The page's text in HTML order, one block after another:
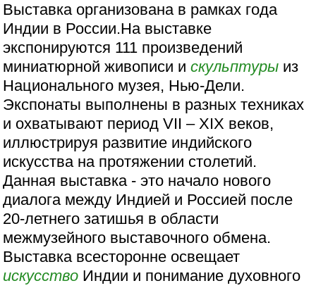
Выставка организована в рамках года
Индии в России.На выставке
экспонируются 111 произведений
миниатюрной живописи искульптуры из
Национального музея, Нью-Дели.
Экспонаты выполнены в разных техниках
и охватывают период VII – XIX веков,
иллюстрируя развитие индийского
искусства на протяжении столетий.
Данная выставка - это начало нового
диалога между Индией и Россией после
20-летнего затишья в области
межмузейного выставочного обмена.
Выставка всесторонне освещает
искусство Индии и понимание духовного